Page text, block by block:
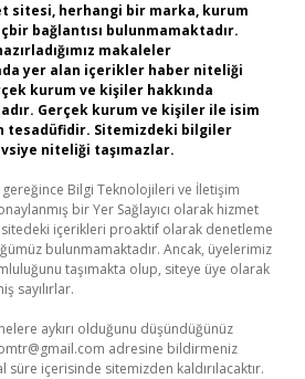
sitesi, herhangi bir marka, kurum
bağlantısı bulunmamaktadır.
makaleler
yer alan içerikler haber niteliği
kurum ve kişiler hakkında
Gerçek kurum ve kişiler ile isim
tesadüfidir. Sitemizdeki bilgiler
niteliği taşımazlar.
gereğince Bilgi Teknolojileri ve İletişim
bir Yer Sağlayıcı olarak hizmet
içerikleri proaktif olarak denetleme
bulunmamaktadır. Ancak, üyelerimiz
taşımakta olup, siteye üye olarak
sayılırlar.
aykırı olduğunu düşündüğünüz
adresine bildirmeniz
içerisinde sitemizden kaldırılacaktır.